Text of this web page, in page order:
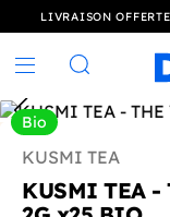
LIVRAISON
Bio
KUSMI TEA
KUSMI TEA -